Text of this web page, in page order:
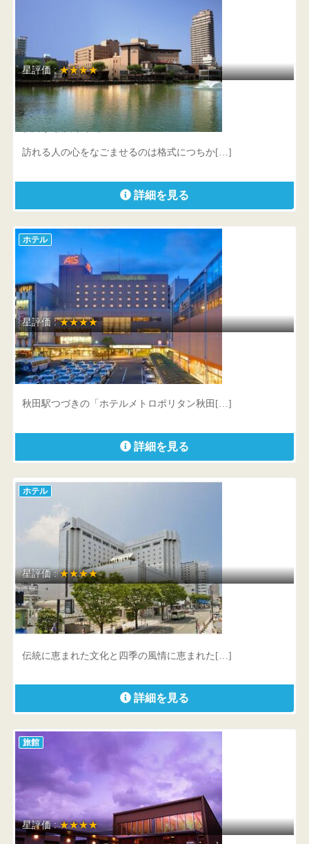
星評価 :★★★★
秋田キャッスルホテル
秋田県 秋田市中通1-3-5
訪れる人の心をなごませるのは格式につちか[…]
詳細を見る
ホテル
星評価 :★★★★
ホテルメトロポリタン秋田
秋田県 秋田市中通七丁目2-1
秋田駅つづきの「ホテルメトロポリタン秋田[…]
詳細を見る
ホテル
星評価 :★★★★
秋田ビューホテル
秋田県 秋田市中通2-6-1
伝統に恵まれた文化と四季の風情に恵まれた[…]
詳細を見る
旅館
星評価 :★★★★